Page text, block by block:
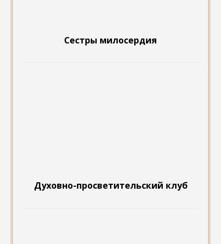
Сестры милосердия
Духовно-просветительский клуб